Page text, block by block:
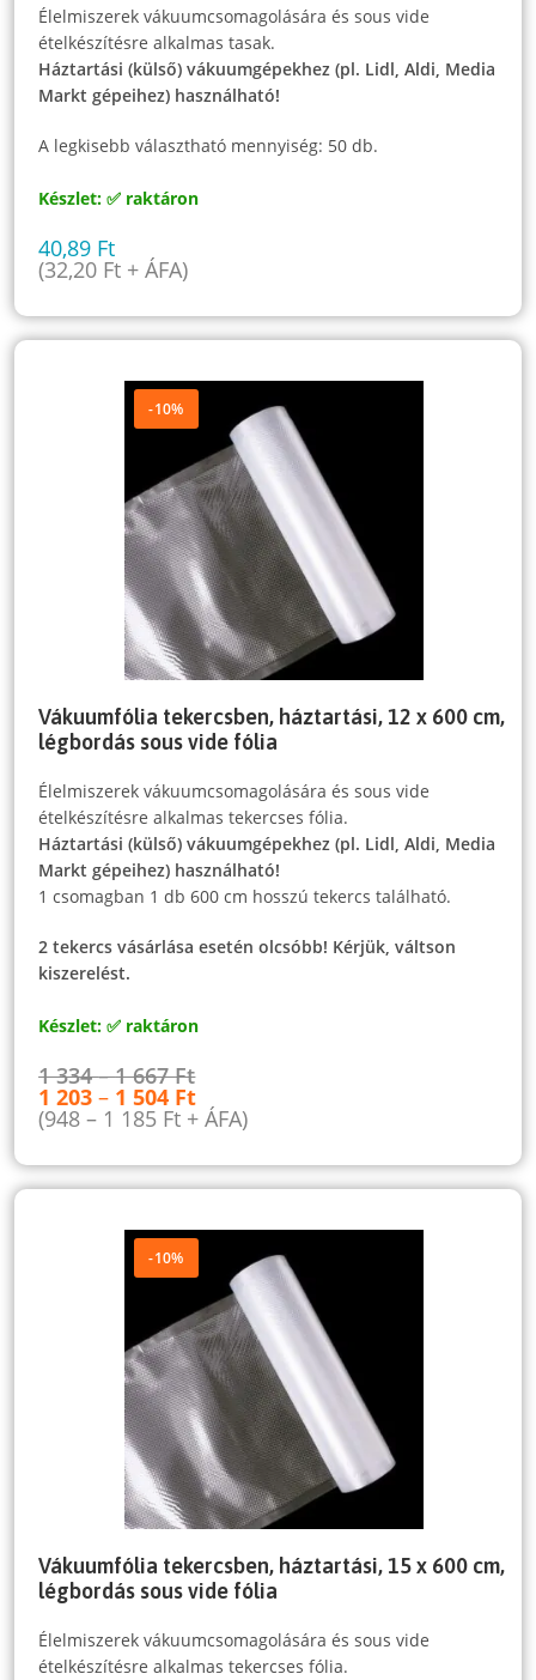
Élelmiszerek vákuumcsomagolására és sous vide
ételkészítésre alkalmas tasak.
Háztartási (külső) vákuumgépekhez (pl. Lidl, Aldi, Media
Markt gépeihez) használható!
A legkisebb választható mennyiség: 50 db.
Készlet: ✅ raktáron
40,89 Ft
(32,20 Ft + ÁFA)
-10%
Vákuumfólia tekercsben, háztartási, 12 x 600 cm,
légbordás sous vide fólia
Élelmiszerek vákuumcsomagolására és sous vide
ételkészítésre alkalmas tekercses fólia.
Háztartási (külső) vákuumgépekhez (pl. Lidl, Aldi, Media
Markt gépeihez) használható!
1 csomagban 1 db 600 cm hosszú tekercs található.
2 tekercs vásárlása esetén olcsóbb! Kérjük, váltson
kiszerelést.
Készlet: ✅ raktáron
1 334–1 667Ft
1 203– 1 504 Ft
(948– 1 185 Ft + ÁFA)
-10%
Vákuumfólia tekercsben, háztartási, 15 x 600 cm,
légbordás sous vide fólia
Élelmiszerek vákuumcsomagolására és sous vide
ételkészítésre alkalmas tekercses fólia.